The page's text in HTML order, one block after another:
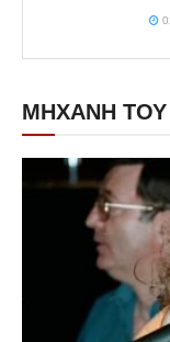
ΜΗΧΑΝΗ